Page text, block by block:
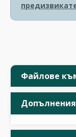
Файлове